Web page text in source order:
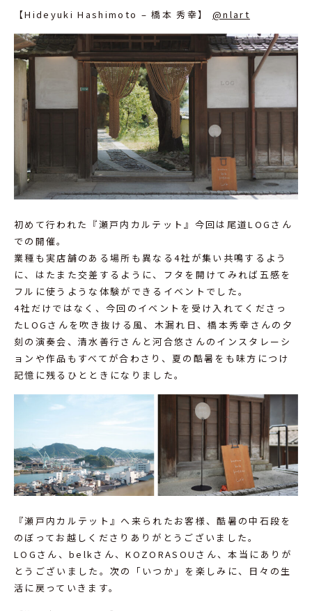
【Hideyuki Hashimoto – 橋本 秀幸】 @nlart
初めて行われた『瀬戸内カルテット』今回は尾道LOGさん
での開催。
業種も実店舗のある場所も異なる4社が集い共鳴するよう
に、はたまた交差するように、フタを開けてみれば五感を
フルに使うような体験ができるイベントでした。
4社だけではなく、今回のイベントを受け入れてくださっ
たLOGさんを吹き抜ける風、木漏れ日、橋本秀幸さんの夕
刻の演奏会、清水善行さんと河合悠さんのインスタレーシ
ョンや作品もすべてが合わさり、夏の酷暑をも味方につけ
記憶に残るひとときになりました。
『瀬戸内カルテット』へ来られたお客様、酷暑の中石段を
のぼってお越しくださりありがとうございました。
LOGさん、belkさん、KOZORASOUさん、本当にありが
とうございました。次の「いつか」を楽しみに、日々の生
活に戻っていきます。